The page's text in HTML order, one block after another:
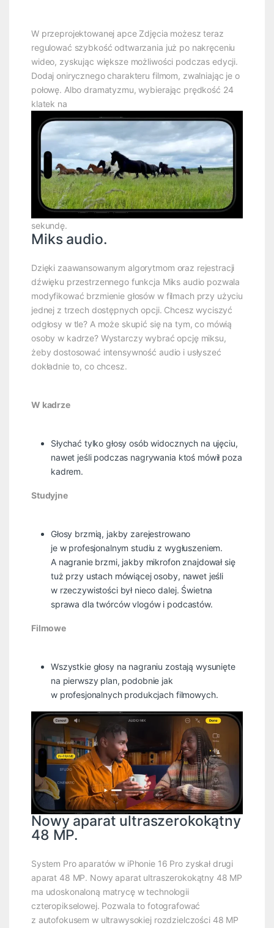
W przeprojektowanej apce Zdjęcia możesz teraz
regulować szybkość odtwarzania już po nakręceniu
wideo, zyskując większe możliwości podczas edycji.
Dodaj onirycznego charakteru filmom, zwalniając je o
połowę. Albo dramatyzmu, wybierając prędkość 24
klatek na
sekundę.
Miks audio.
Dzięki zaawansowanym algorytmom oraz rejestracji
dźwięku przestrzennego funkcja Miks audio pozwala
modyfikować brzmienie głosów w filmach przy użyciu
jednej z trzech dostępnych opcji. Chcesz wyciszyć
odgłosy w tle? A może skupić się na tym, co mówią
osoby w kadrze? Wystarczy wybrać opcję miksu,
żeby dostosować intensywność audio i usłyszeć
dokładnie to, co chcesz.
W kadrze
Słychać tylko głosy osób widocznych na ujęciu,
nawet jeśli podczas nagrywania ktoś mówił poza
kadrem.
Studyjne
Głosy brzmią, jakby zarejestrowano
je w profesjonalnym studiu z wygłuszeniem.
A nagranie brzmi, jakby mikrofon znajdował się
tuż przy ustach mówiącej osoby, nawet jeśli
w rzeczywistości był nieco dalej. Świetna
sprawa dla twórców vlogów i podcastów.
Filmowe
Wszystkie głosy na nagraniu zostają wysunięte
na pierwszy plan, podobnie jak
w profesjonalnych produkcjach filmowych.
Nowy aparat ultraszerokokątny
48 MP.
System Pro aparatów w iPhonie 16 Pro zyskał drugi
aparat 48 MP. Nowy aparat ultraszerokokątny 48 MP
ma udoskonaloną matrycę w technologii
czteropikselowej. Pozwala to fotografować
z autofokusem w ultrawysokiej rozdzielczości 48 MP